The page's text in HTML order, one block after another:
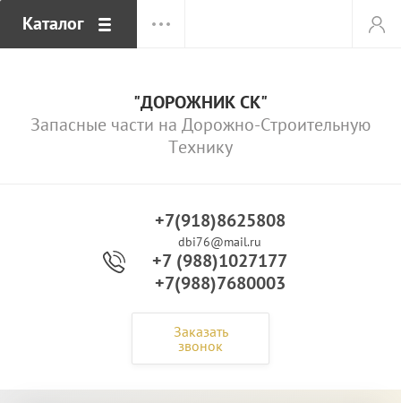
Каталог
"ДОРОЖНИК СК"
Запасные части на Дорожно-Строительную
Технику
+7(918)8625808
dbi76@mail.ru
+7 (988)1027177
+7(988)7680003
Заказать
звонок